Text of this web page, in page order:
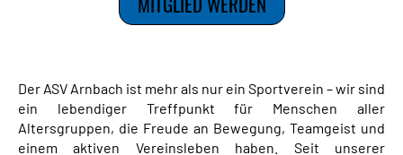
Der ASV Arnbach ist mehr als nur ein Sportverein – wir sind
ein lebendiger Treffpunkt für Menschen aller
Altersgruppen, die Freude an Bewegung, Teamgeist und
einem aktiven Vereinsleben haben. Seit unserer